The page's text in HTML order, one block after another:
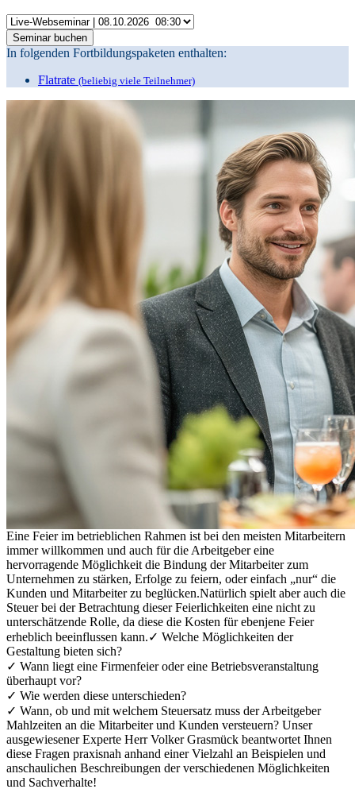
In folgenden Fortbildungspaketen enthalten:
Flatrate (beliebig viele Teilnehmer)
Eine Feier im betrieblichen Rahmen ist bei den meisten Mitarbeitern
immer willkommen und auch für die Arbeitgeber eine
hervorragende Möglichkeit die Bindung der Mitarbeiter zum
Unternehmen zu stärken, Erfolge zu feiern, oder einfach „nur“ die
Kunden und Mitarbeiter zu beglücken.Natürlich spielt aber auch die
Steuer bei der Betrachtung dieser Feierlichkeiten eine nicht zu
unterschätzende Rolle, da diese die Kosten für ebenjene Feier
erheblich beeinflussen kann.✓ Welche Möglichkeiten der
Gestaltung bieten sich?
✓ Wann liegt eine Firmenfeier oder eine Betriebsveranstaltung
überhaupt vor?
✓ Wie werden diese unterschieden?
✓ Wann, ob und mit welchem Steuersatz muss der Arbeitgeber
Mahlzeiten an die Mitarbeiter und Kunden versteuern? Unser
ausgewiesener Experte Herr Volker Grasmück beantwortet Ihnen
diese Fragen praxisnah anhand einer Vielzahl an Beispielen und
anschaulichen Beschreibungen der verschiedenen Möglichkeiten
und Sachverhalte!